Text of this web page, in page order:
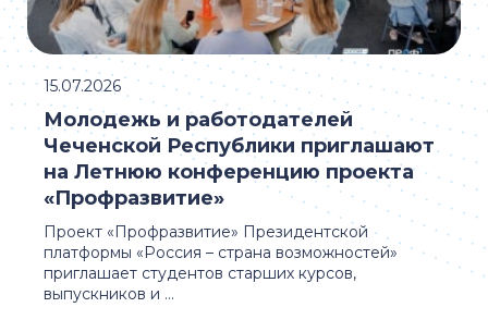
Проект «Профразвитие» Президентской
платформы «Россия – страна возможностей»
приглашает студентов старших курсов,
выпускников и ...
Молодежь и работодателей
Чеченской Республики приглашают
на Летнюю конференцию проекта
«Профразвитие»
15.07.2026